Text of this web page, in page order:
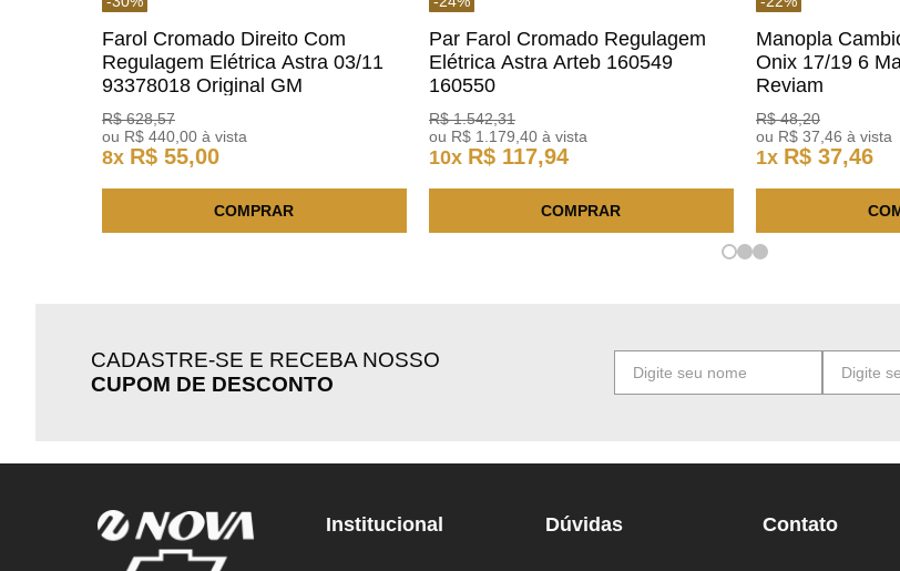
Farol Cromado Direito Com
Regulagem Elétrica Astra 03/11
93378018 Original GM
R$ 628,57
ou R$ 440 ,00 à vista
8x R$ 55,00
COMPRAR
Par Farol Cromado Regulagem
Elétrica Astra Arteb 160549
160550
R$ 1.542,31
ou R$ 1 179 ,40 à vista
10x R$ 117,94
COMPRAR
Manopla
Onix 17/19 6
Reviam
R$ 48,20
ou R$ 37 ,46 à vista
1x R$ 37,46
CADASTRE-SE E RECEBA NOSSO
CUPOM DE DESCONTO
Institucional Dúvidas Contato